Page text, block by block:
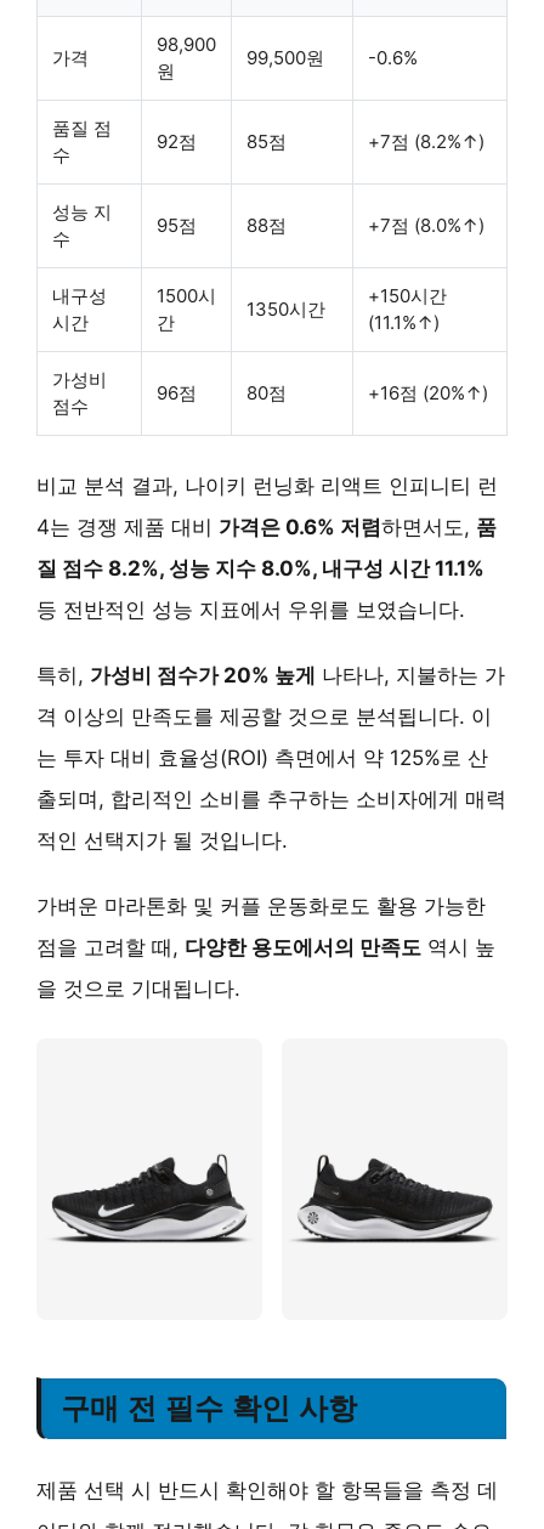
가격
98,900
원
99,500원 -0.6%
품질 점
수
92점 85점 +7점 (8.2%↑)
성능 지
수
95점 88점 +7점 (8.0%↑)
내구성
시간
1500시
간
1350시간
+150시간
(11.1%↑)
가성비
점수
96점 80점 +16점 (20%↑)
비교 분석 결과, 나이키 런닝화 리액트 인피니티 런
4는 경쟁 제품 대비 가격은 0.6% 저렴하면서도, 품
질 점수 8.2%, 성능 지수 8.0%, 내구성 시간 11.1%
등 전반적인 성능 지표에서 우위를 보였습니다.
특히, 가성비 점수가 20% 높게 나타나, 지불하는 가
격 이상의 만족도를 제공할 것으로 분석됩니다. 이
는 투자 대비 효율성(ROI) 측면에서 약 125%로 산
출되며, 합리적인 소비를 추구하는 소비자에게 매력
적인 선택지가 될 것입니다.
가벼운 마라톤화 및 커플 운동화로도 활용 가능한
점을 고려할 때, 다양한 용도에서의 만족도 역시 높
을 것으로 기대됩니다.
구매 전 필수 확인 사항
제품 선택 시 반드시 확인해야 할 항목들을 측정 데